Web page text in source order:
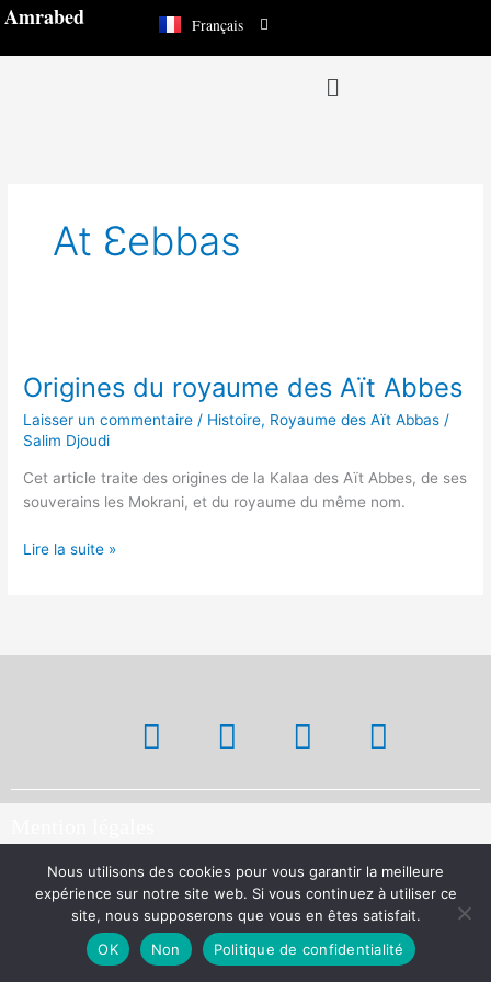
Aller
contenu
Amrabed Français
Español
Menu
At Ɛebbas
Origines du royaume des Aït Abbes
Laisser un commentaire / Histoire, Royaume des Aït Abbas /
Salim Djoudi
Cet article traite des origines de la Kalaa des Aït Abbes, de ses
souverains les Mokrani, et du royaume du même nom.
royaume
Aït
Lire la suite »
Copyright © Amrabed 2021-2026
Plan du site​
Nous utilisons des cookies pour vous garantir la meilleure
expérience sur notre site web. Si vous continuez à utiliser ce
site, nous supposerons que vous en êtes satisfait.
OK
Non Politique de confidentialité